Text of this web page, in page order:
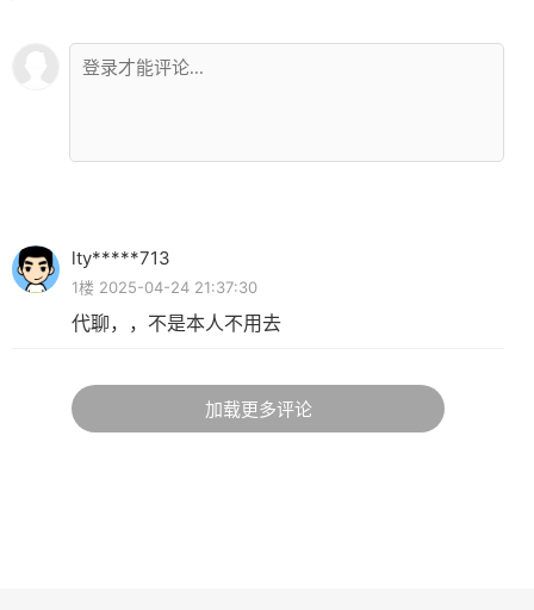
lty*****713
1楼 2025-04-24 21:37:30
代聊，，不是本人不用去
加载更多评论